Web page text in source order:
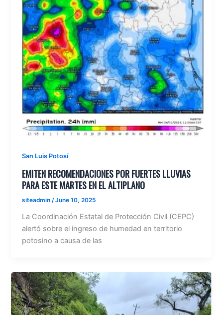
San Luis Potosí
EMITEN RECOMENDACIONES POR FUERTES LLUVIAS
PARA ESTE MARTES EN EL ALTIPLANO
siteadmin/June 10, 2025
La Coordinación Estatal de Protección Civil (CEPC)
alertó sobre el ingreso de humedad en territorio
potosino a causa de las